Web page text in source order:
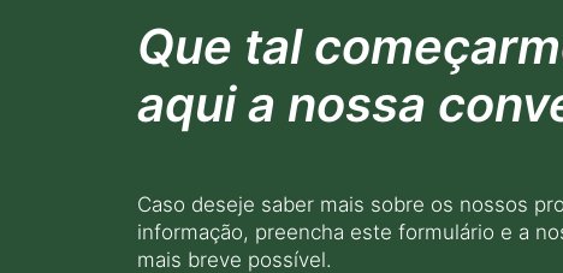
Que tal
aqui a nossa
Caso deseje saber mais sobre os nossos
informação, preencha este formulário e a
mais breve possível.